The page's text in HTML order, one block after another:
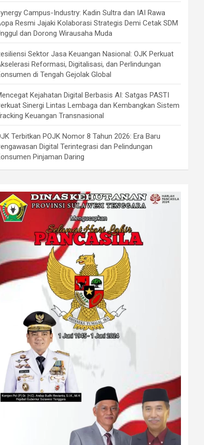
Campus-Industry: Kadin Sultra dan IAI Rawa
Resmi Jajaki Kolaborasi Strategis Demi Cetak SDM
dan Dorong Wirausaha Muda
Sektor Jasa Keuangan Nasional: OJK Perkuat
Reformasi, Digitalisasi, dan Perlindungan
di Tengah Gejolak Global
Kejahatan Digital Berbasis AI: Satgas PASTI
Sinergi Lintas Lembaga dan Kembangkan Sistem
Keuangan Transnasional
Terbitkan POJK Nomor 8 Tahun 2026: Era Baru
Digital Terintegrasi dan Pelindungan
Pinjaman Daring